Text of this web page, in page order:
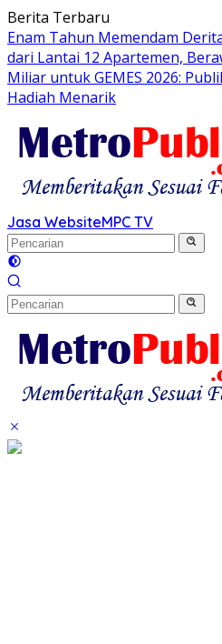
Langsung
ke
konten
Berita Terbaru
Enam Tahun Memendam
dari Lantai 12 Apartemen,
Miliar untuk GEMES 2026:
Hadiah Menarik
Jasa WebsiteMPC TV